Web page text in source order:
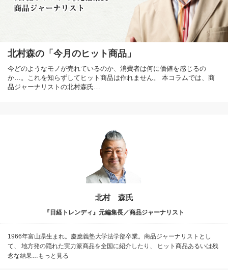
北村森の「今月のヒット商品」
今どのようなモノが売れているのか、消費者は何に価値を感じるの
か…。これを知らずしてヒット商品は作れません。 本コラムでは、商
品ジャーナリストの北村森氏…
北村 森氏
『日経トレンディ』元編集長／商品ジャーナリスト
1966年富山県生まれ。慶應義塾大学法学部卒業。商品ジャーナリストとし
て、 地方発の隠れた実力派商品を全国に紹介したり、 ヒット商品あるいは残
念な結果…もっと見る